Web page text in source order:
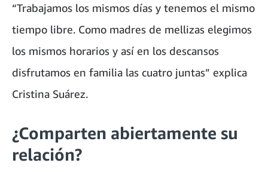
“Trabajamos los mismos días y tenemos el mismo
tiempo libre. Como madres de mellizas elegimos
los mismos horarios y así en los descansos
disfrutamos en familia las cuatro juntas” explica
Cristina Suárez.
¿Comparten abiertamente su
relación?